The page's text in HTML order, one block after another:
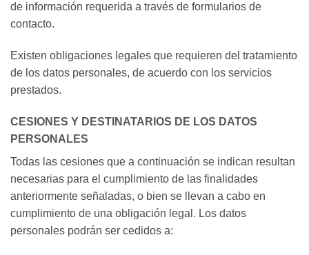
de información requerida a través de formularios de
contacto.
Existen obligaciones legales que requieren del tratamiento
de los datos personales, de acuerdo con los servicios
prestados.
CESIONES Y DESTINATARIOS DE LOS DATOS
PERSONALES
Todas las cesiones que a continuación se indican resultan
necesarias para el cumplimiento de las finalidades
anteriormente señaladas, o bien se llevan a cabo en
cumplimiento de una obligación legal. Los datos
personales podrán ser cedidos a: